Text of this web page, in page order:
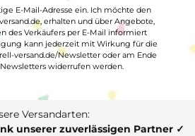
E-Mail-Adresse ein. Ich möchte den
erhalten und über Angebote,
des Verkäufers per E-Mail informiert
kann jederzeit mit Wirkung für die
versand.de/Newsletter oder am Ende
widerrufen werden.
Versandarten:
unserer zuverlässigen Partner ✓